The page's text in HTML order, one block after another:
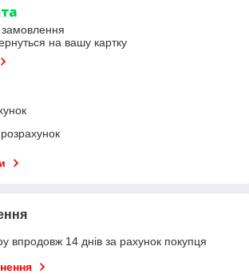
на вашу картку
розрахунок
впродовж 14 днів за рахунок покупця